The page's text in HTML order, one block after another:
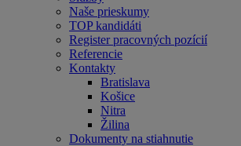
Naše prieskumy
TOP kandidáti
Register pracovných pozícií
Referencie
Kontakty
Bratislava
Košice
Nitra
Žilina
Dokumenty na stiahnutie